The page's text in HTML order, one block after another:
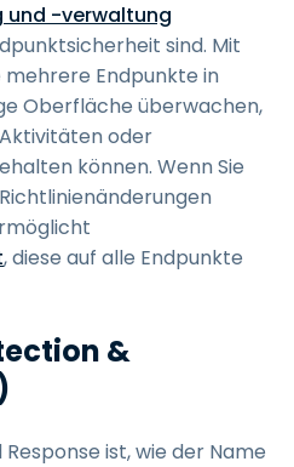
und -verwaltung
sind. Mit
mehrere Endpunkte in
Oberfläche überwachen,
oder
können. Wenn Sie
, diese auf alle Endpunkte
&
ist, wie der Name